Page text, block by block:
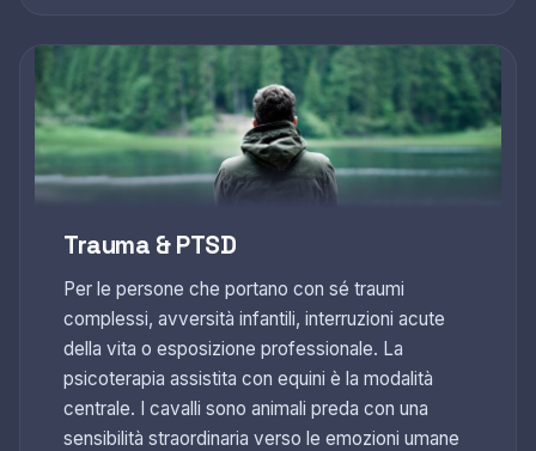
Trauma & PTSD
Per le persone che portano con sé traumi
complessi, avversità infantili, interruzioni acute
della vita o esposizione professionale. La
psicoterapia assistita con equini è la modalità
centrale. I cavalli sono animali preda con una
sensibilità straordinaria verso le emozioni umane